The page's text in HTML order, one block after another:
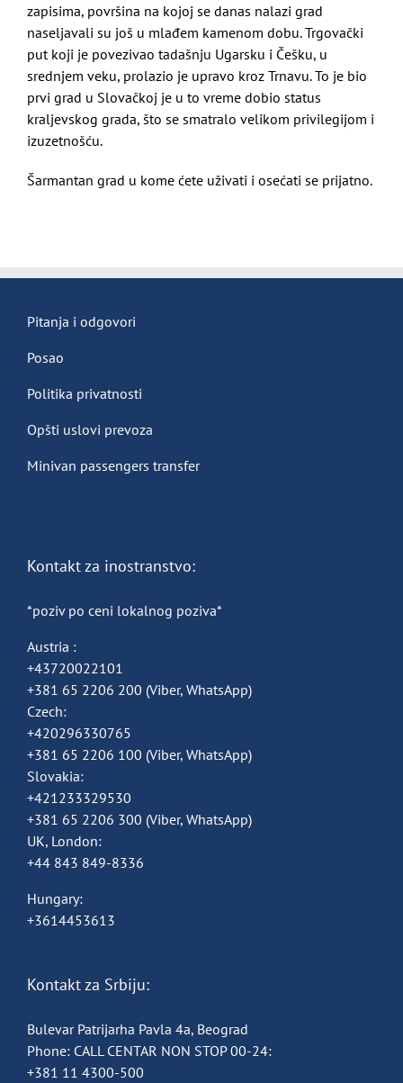
zapisima, površina na kojoj se danas nalazi grad
naseljavali su još u mlađem kamenom dobu. Trgovački
put koji je povezivao tadašnju Ugarsku i Češku, u
srednjem veku, prolazio je upravo kroz Trnavu. To je bio
prvi grad u Slovačkoj je u to vreme dobio status
kraljevskog grada, što se smatralo velikom privilegijom i
izuzetnošću.
Šarmantan grad u kome ćete uživati i osećati se prijatno.
Pitanja i odgovori
Posao
Politika privatnosti
Opšti uslovi prevoza
Minivan passengers transfer
Kontakt za inostranstvo:
*poziv po ceni lokalnog poziva*
Austria :
+43720022101
+381 65 2206 200 (Viber, WhatsApp)
Czech:
+420296330765
+381 65 2206 100 (Viber, WhatsApp)
Slovakia:
+421233329530
+381 65 2206 300 (Viber, WhatsApp)
UK, London:
+44 843 849-8336
Hungary:
+3614453613
Kontakt za Srbiju:
Bulevar Patrijarha Pavla 4a, Beograd
Phone: CALL CENTAR NON STOP 00-24:
+381 11 4300-500